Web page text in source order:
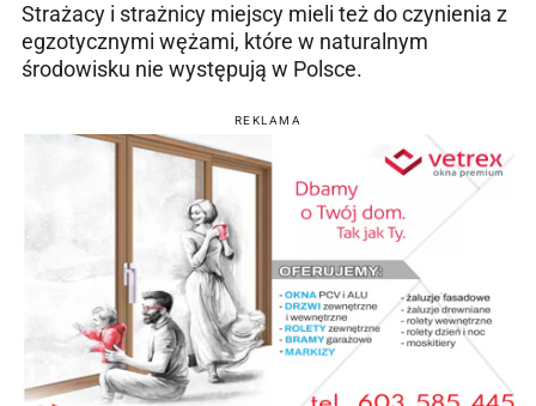
Strażacy i strażnicy miejscy mieli też do czynienia z
egzotycznymi wężami, które w naturalnym
środowisku nie występują w Polsce.
REKLAMA